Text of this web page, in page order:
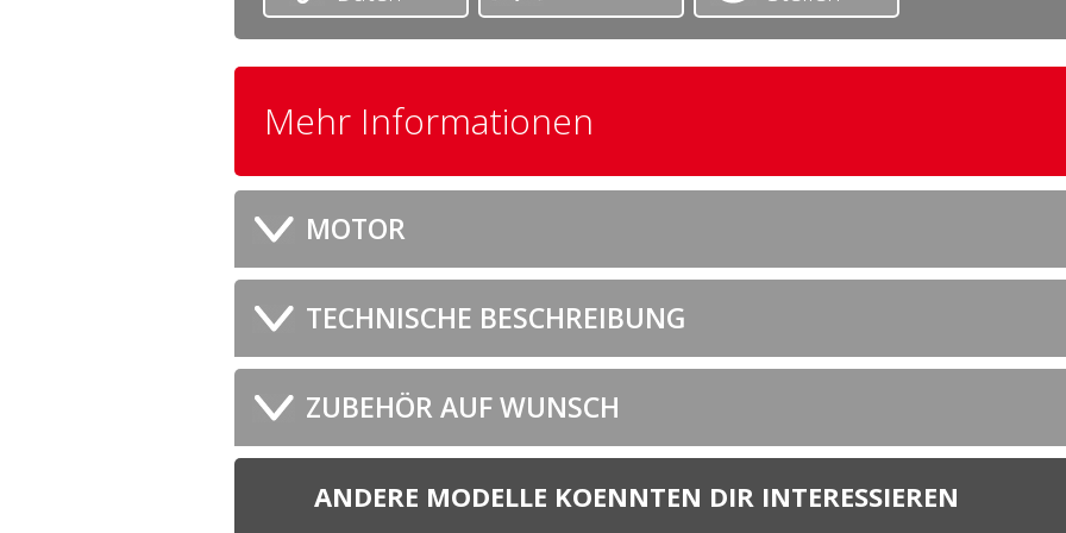
Mehr Informationen
MOTOR
TECHNISCHE BESCHREIBUNG
ZUBEHÖR AUF WUNSCH
ANDERE MODELLE KOENNTEN DIR INTERESSIEREN